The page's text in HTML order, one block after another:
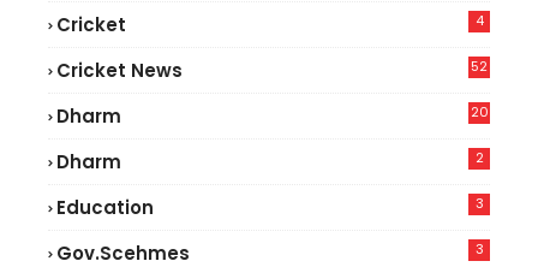
Cricket 4
Cricket News
52
Dharm 20
Dharm 2
Education 3
Gov.scehmes 3